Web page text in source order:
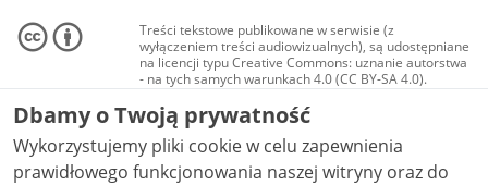
Treści tekstowe publikowane w serwisie (z
wyłączeniem treści audiowizualnych), są udostępniane
na licencji typu Creative Commons: uznanie autorstwa
- na tych samych warunkach 4.0 (CC BY-SA 4.0).
Materiały audiowizualne, w tym zdjęcia, materiały
audio i wideo, są udostępniane na licencji typu
Creative Commons: uznanie autorstwa użycie
niekomercyjne - bez utworów zależnych 4.0 (CC BY-
NC-ND 4.0), o ile nie jest to stwierdzone inaczej.
Dbamy o Twoją prywatność
Wykorzystujemy pliki cookie w celu zapewnienia
prawidłowego funkcjonowania naszej witryny oraz do